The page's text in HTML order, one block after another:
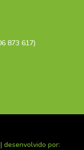
873 617)
desenvolvido por: